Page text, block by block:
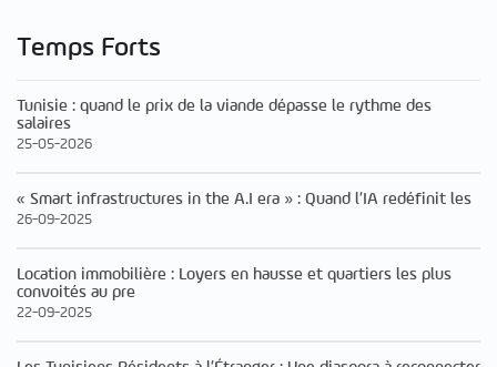
Temps Forts
Tunisie : quand le prix de la viande dépasse le rythme des
salaires
25-05-2026
« Smart infrastructures in the A.I era » : Quand l’IA redéfinit les
26-09-2025
Location immobilière : Loyers en hausse et quartiers les plus
convoités au pre
22-09-2025